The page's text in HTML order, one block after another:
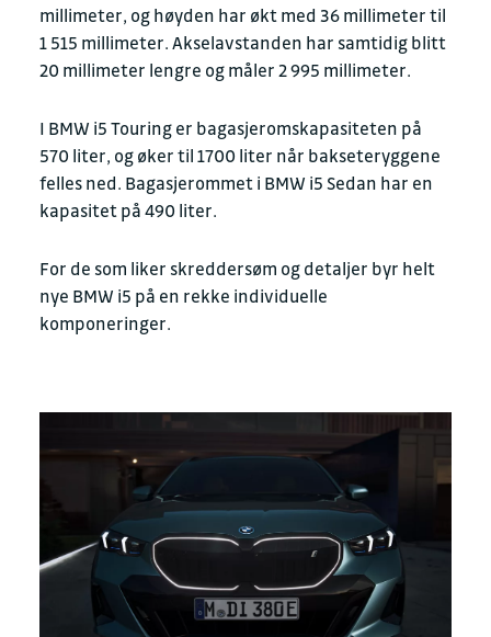
millimeter, og høyden har økt med 36 millimeter til
1 515 millimeter. Akselavstanden har samtidig blitt
20 millimeter lengre og måler 2 995 millimeter.
I BMW i5 Touring er bagasjeromskapasiteten på
570 liter, og øker til 1700 liter når bakseteryggene
felles ned. Bagasjerommet i BMW i5 Sedan har en
kapasitet på 490 liter.
For de som liker skreddersøm og detaljer byr helt
nye BMW i5 på en rekke individuelle
komponeringer.